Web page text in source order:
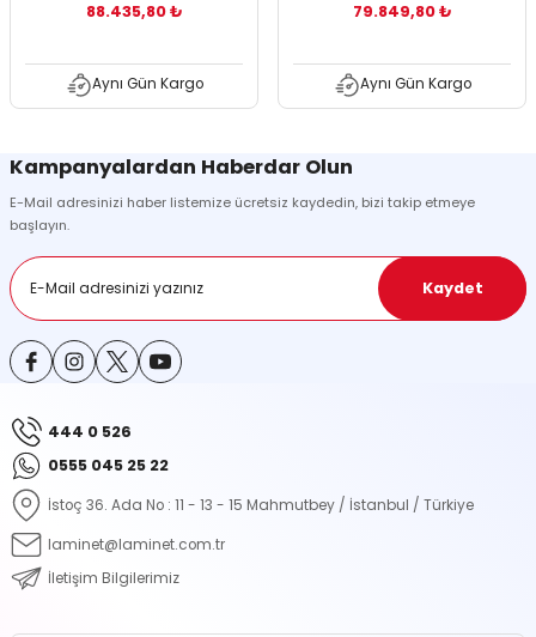
88.435,80 ₺
Aynı Gün Kargo
79.849,80 ₺
Aynı Gün Kargo
Kampanyalardan Haberdar Olun
E-Mail adresinizi haber listemize ücretsiz kaydedin, bizi takip etmeye
başlayın.
Kaydet
444 0 526
0555 045 25 22
İstoç 36. Ada No : 11 - 13 - 15 Mahmutbey / İstanbul / Türkiye
laminet@laminet.com.tr
İletişim Bilgilerimiz